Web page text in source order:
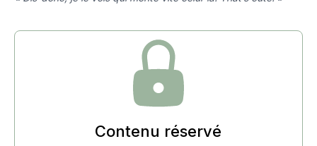
Contenu réservé